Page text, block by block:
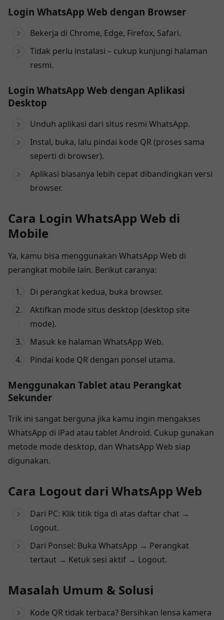
Login WhatsApp Web dengan Browser
Bekerja di Chrome, Edge, Firefox, Safari.
Tidak perlu instalasi – cukup kunjungi halaman
resmi.
Login WhatsApp Web dengan Aplikasi
Desktop
Unduh aplikasi dari situs resmi WhatsApp.
Instal, buka, lalu pindai kode QR (proses sama
seperti di browser).
Aplikasi biasanya lebih cepat dibandingkan versi
browser.
Cara Login WhatsApp Web di
Mobile
Ya, kamu bisa menggunakan WhatsApp Web di
perangkat mobile lain. Berikut caranya:
Di perangkat kedua, buka browser.
Aktifkan mode situs desktop (desktop site
mode).
Masuk ke halaman WhatsApp Web.
Pindai kode QR dengan ponsel utama.
Menggunakan Tablet atau Perangkat
Sekunder
Trik ini sangat berguna jika kamu ingin mengakses
WhatsApp di iPad atau tablet Android. Cukup gunakan
metode mode desktop, dan WhatsApp Web siap
digunakan.
Cara Logout dari WhatsApp Web
Dari PC: Klik titik tiga di atas daftar chat →
Logout.
Dari Ponsel: Buka WhatsApp → Perangkat
tertaut → Ketuk sesi aktif → Logout.
Masalah Umum & Solusi
Kode QR tidak terbaca? Bersihkan lensa kamera